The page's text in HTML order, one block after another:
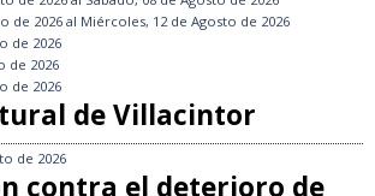
de 2026al Miércoles, 12 de Agosto de 2026
de 2026
de 2026
de 2026
de Villacintor
de 2026
contra el deterioro de